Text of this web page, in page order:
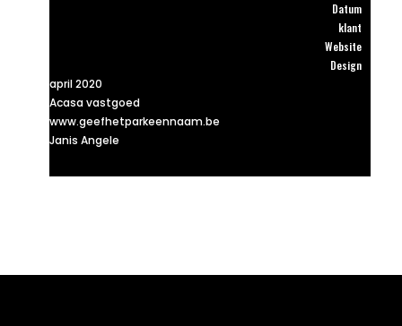
Datum
klant
Website
Design
april 2020
Acasa vastgoed
www.geefhetparkeennaam.be
Janis Angele